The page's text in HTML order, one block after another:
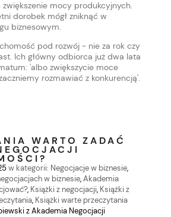
zwiększenie mocy produkcyjnych.
dorobek mógł zniknąć w
biznesowym.
pod rozwój - nie za rok czy
Ich główny odbiorca już dwa lata
'albo zwiększycie moce
rozmawiać z konkurencją'.
WARTO ZADAĆ
w kategorii: Negocjacje w biznesie,
w biznesie,Akademia
, Książki z negocjacji, Książki z
, Książki warte przeczytania
z Akademia Negocjacji